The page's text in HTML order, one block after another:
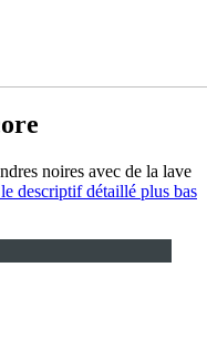
noires avec de la lave
descriptif détaillé plus bas